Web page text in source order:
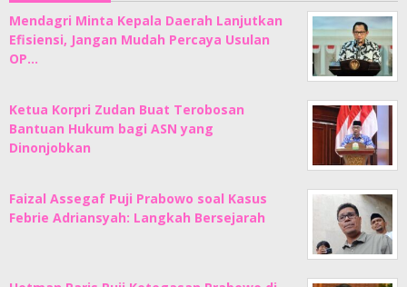
Mendagri Minta Kepala Daerah Lanjutkan
Efisiensi, Jangan Mudah Percaya Usulan
OP…
Ketua Korpri Zudan Buat Terobosan
Bantuan Hukum bagi ASN yang
Dinonjobkan
Faizal Assegaf Puji Prabowo soal Kasus
Febrie Adriansyah: Langkah Bersejarah